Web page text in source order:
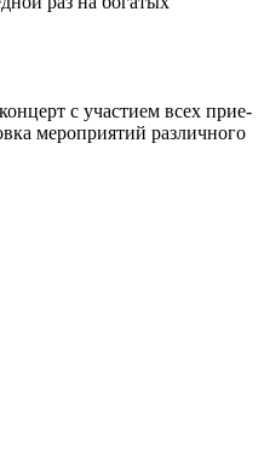
с участием всех прие-
мероприятий различного